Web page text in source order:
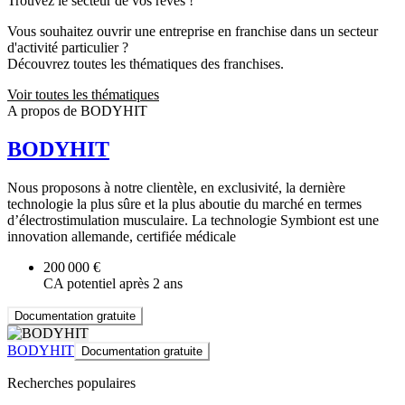
Vous souhaitez ouvrir une entreprise en franchise dans un secteur
d'activité particulier ?
Découvrez toutes les thématiques des franchises.
Voir toutes les thématiques
A propos de BODYHIT
BODYHIT
Nous proposons à notre clientèle, en exclusivité, la dernière
technologie la plus sûre et la plus aboutie du marché en termes
d’électrostimulation musculaire. La technologie Symbiont est une
innovation allemande, certifiée médicale
200 000 €
CA potentiel après 2 ans
Documentation gratuite
BODYHIT Documentation gratuite
Recherches populaires